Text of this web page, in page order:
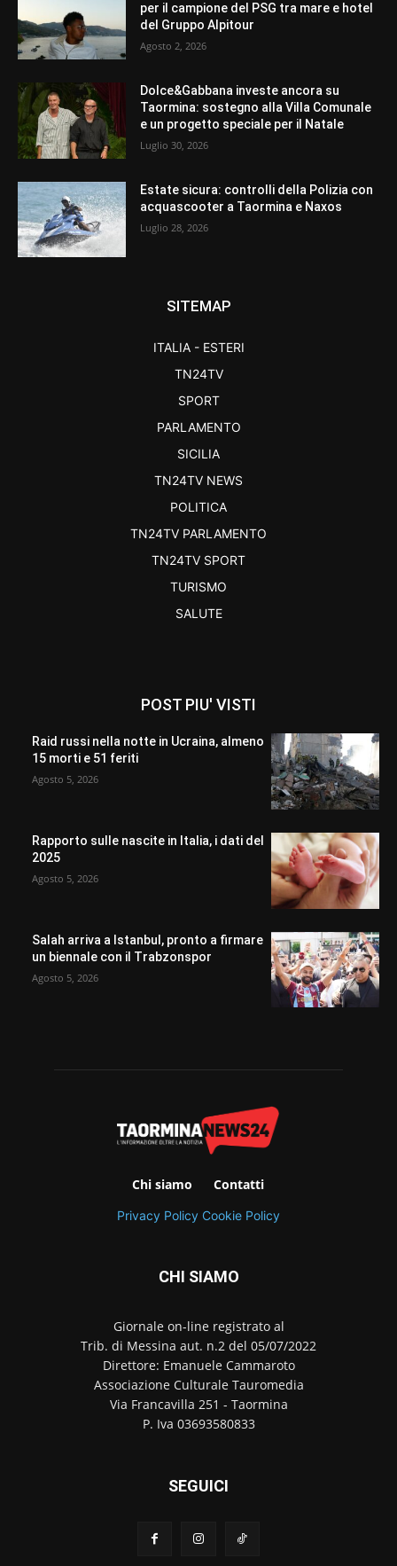
per il campione del PSG tra mare e hotel
del Gruppo Alpitour
Agosto 2, 2026
Dolce&Gabbana investe ancora su
Taormina: sostegno alla Villa Comunale
e un progetto speciale per il Natale
Luglio 30, 2026
Estate sicura: controlli della Polizia con
acquascooter a Taormina e Naxos
Luglio 28, 2026
SITEMAP
ITALIA - ESTERI
TN24TV
SPORT
PARLAMENTO
SICILIA
TN24TV NEWS
POLITICA
TN24TV PARLAMENTO
TN24TV SPORT
TURISMO
SALUTE
POST PIU' VISTI
Raid russi nella notte in Ucraina, almeno
15 morti e 51 feriti
Agosto 5, 2026
Rapporto sulle nascite in Italia, i dati del
2025
Agosto 5, 2026
Salah arriva a Istanbul, pronto a firmare
un biennale con il Trabzonspor
Agosto 5, 2026
Chi siamo Contatti
Privacy Policy Cookie Policy
CHI SIAMO
Giornale on-line registrato al
Trib. di Messina aut. n.2 del 05/07/2022
Direttore: Emanuele Cammaroto
Associazione Culturale Tauromedia
Via Francavilla 251 - Taormina
P. Iva 03693580833
SEGUICI